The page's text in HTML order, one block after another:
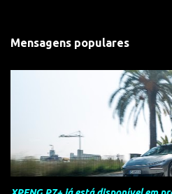
Mensagens populares